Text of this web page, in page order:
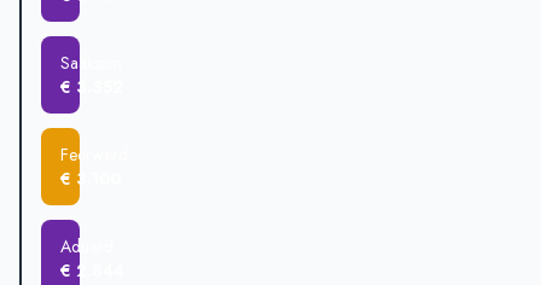
Saaksum
€ 3.352
Feerwerd
€ 3.100
Aduard
€ 2.844